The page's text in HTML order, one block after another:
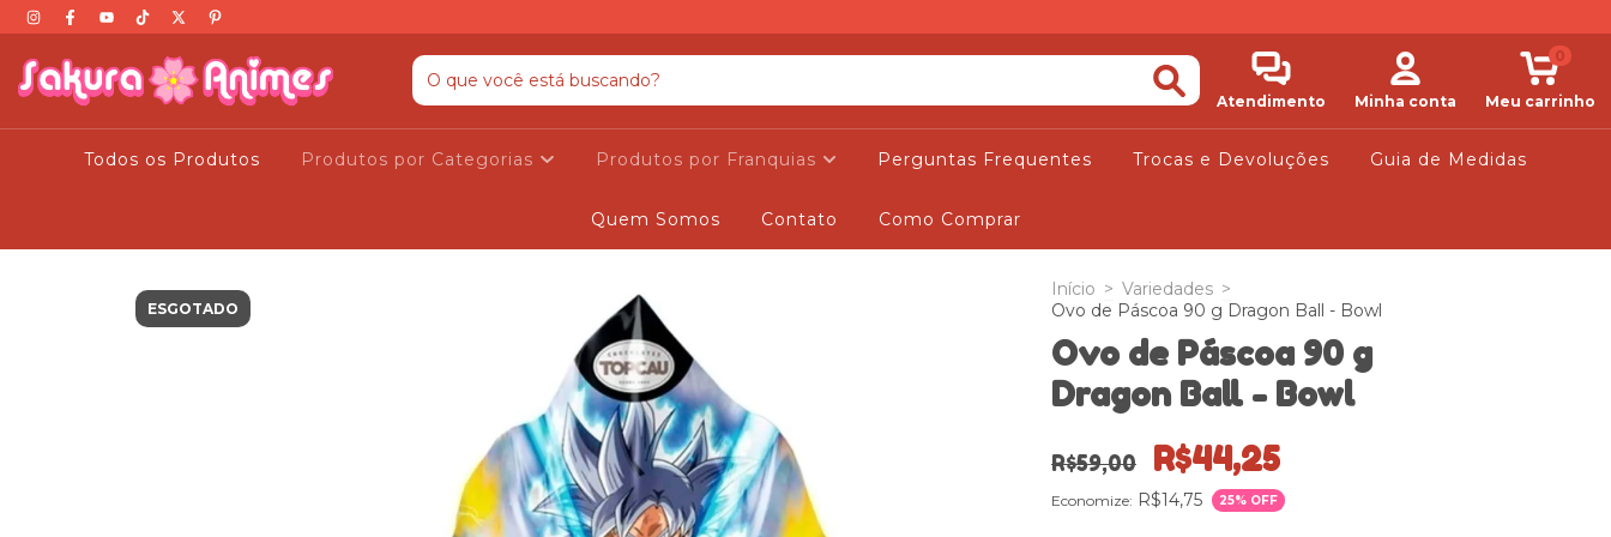
Atendimento Minha conta Meu carrinho
0
Todos os Produtos Produtos por Categorias Produtos por Franquias Perguntas Frequentes Trocas e Devoluções Guia de Medidas
Quem Somos Contato Como Comprar
ESGOTADO
Início > Variedades >
Ovo de Páscoa 90 g Dragon Ball - Bowl
Ovo de Páscoa 90 g
Dragon Ball - Bowl
R$59,00 R$44,25
Economize: R$14,75 25% OFF